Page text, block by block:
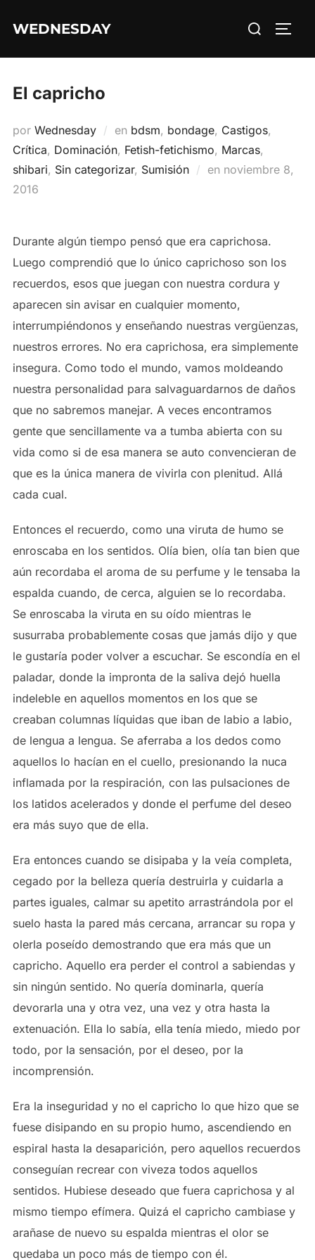
WEDNESDAY Buscar:
El capricho
por Wednesday en bdsm, bondage, Castigos,
Crítica, Dominación, Fetish-fetichismo, Marcas,
shibari, Sin categorizar, Sumisión en Publicado
noviembre 8,
2016
Durante algún tiempo pensó que era caprichosa.
Luego comprendió que lo único caprichoso son los
recuerdos, esos que juegan con nuestra cordura y
aparecen sin avisar en cualquier momento,
interrumpiéndonos y enseñando nuestras vergüenzas,
nuestros errores. No era caprichosa, era simplemente
insegura. Como todo el mundo, vamos moldeando
nuestra personalidad para salvaguardarnos de daños
que no sabremos manejar. A veces encontramos
gente que sencillamente va a tumba abierta con su
vida como si de esa manera se auto convencieran de
que es la única manera de vivirla con plenitud. Allá
cada cual.
Entonces el recuerdo, como una viruta de humo se
enroscaba en los sentidos. Olía bien, olía tan bien que
aún recordaba el aroma de su perfume y le tensaba la
espalda cuando, de cerca, alguien se lo recordaba.
Se enroscaba la viruta en su oído mientras le
susurraba probablemente cosas que jamás dijo y que
le gustaría poder volver a escuchar. Se escondía en el
paladar, donde la impronta de la saliva dejó huella
indeleble en aquellos momentos en los que se
creaban columnas líquidas que iban de labio a labio,
de lengua a lengua. Se aferraba a los dedos como
aquellos lo hacían en el cuello, presionando la nuca
inflamada por la respiración, con las pulsaciones de
los latidos acelerados y donde el perfume del deseo
era más suyo que de ella.
Era entonces cuando se disipaba y la veía completa,
cegado por la belleza quería destruirla y cuidarla a
partes iguales, calmar su apetito arrastrándola por el
suelo hasta la pared más cercana, arrancar su ropa y
olerla poseído demostrando que era más que un
capricho. Aquello era perder el control a sabiendas y
sin ningún sentido. No quería dominarla, quería
devorarla una y otra vez, una vez y otra hasta la
extenuación. Ella lo sabía, ella tenía miedo, miedo por
todo, por la sensación, por el deseo, por la
incomprensión.
Era la inseguridad y no el capricho lo que hizo que se
fuese disipando en su propio humo, ascendiendo en
espiral hasta la desaparición, pero aquellos recuerdos
conseguían recrear con viveza todos aquellos
sentidos. Hubiese deseado que fuera caprichosa y al
mismo tiempo efímera. Quizá el capricho cambiase y
arañase de nuevo su espalda mientras el olor se
quedaba un poco más de tiempo con él.